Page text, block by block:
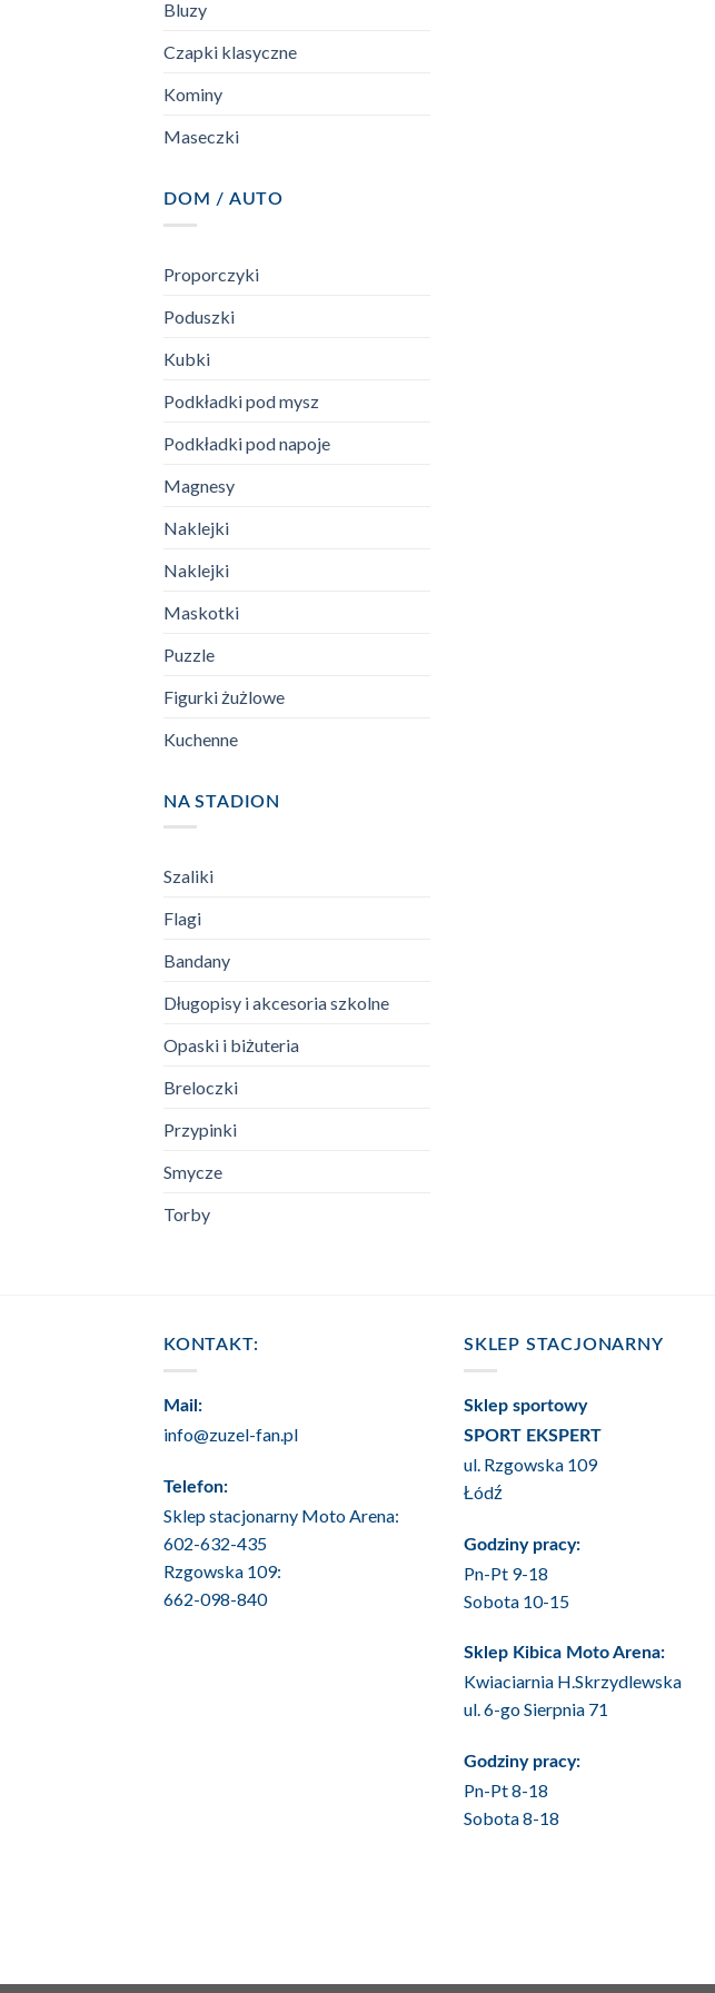
Bluzy
Czapki klasyczne
Kominy
Maseczki
DOM / AUTO
Proporczyki
Poduszki
Kubki
Podkładki pod mysz
Podkładki pod napoje
Magnesy
Naklejki
Naklejki
Maskotki
Puzzle
Figurki żużlowe
Kuchenne
NA STADION
Szaliki
Flagi
Bandany
Długopisy i akcesoria szkolne
Opaski i biżuteria
Breloczki
Przypinki
Smycze
Torby
KONTAKT:
Mail:
info@zuzel-fan.pl
Telefon:
Sklep stacjonarny Moto Arena:
602-632-435
Rzgowska 109:
662-098-840
SKLEP STACJONARNY
Sklep sportowy
SPORT EKSPERT
ul. Rzgowska 109
Łódź
Godziny pracy:
Pn-Pt 9-18
Sobota 10-15
Sklep Kibica Moto Arena:
Kwiaciarnia H.Skrzydlewska
ul. 6-go Sierpnia 71
Godziny pracy:
Pn-Pt 8-18
Sobota 8-18